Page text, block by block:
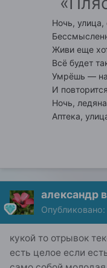
Ночь, улица,
Живи еще
Всё будет
Умрёшь —
И
Ночь,
Аптека,
александр
Опубликовано:
кукой то отрывок
есть целое если